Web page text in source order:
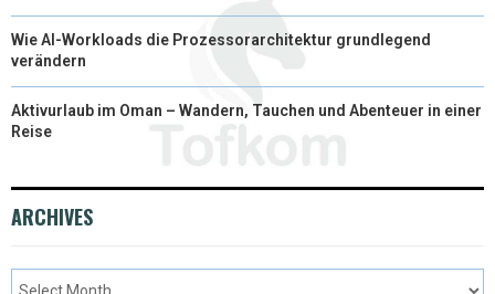
Wie AI-Workloads die Prozessorarchitektur grundlegend
verändern
Aktivurlaub im Oman – Wandern, Tauchen und Abenteuer in einer
Reise
ARCHIVES